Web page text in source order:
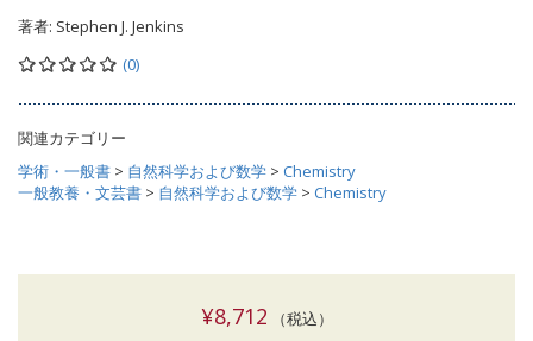
著者: Stephen J. Jenkins
(0)
関連カテゴリー
学術・一般書 > 自然科学および数学 > Chemistry
一般教養・文芸書 > 自然科学および数学 > Chemistry
¥8,712 （税込）